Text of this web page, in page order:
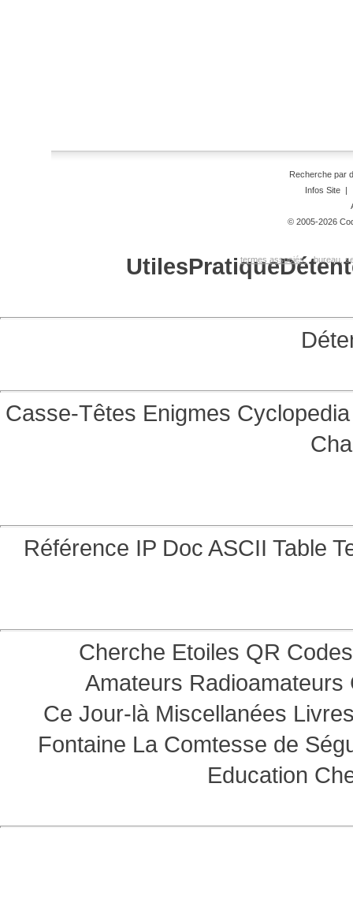
Recherche par
Infos Site|
© 2005-2026
termes associés: bureau,
UtilesPratique
Casse-Têtes Enigmes
Référence IP Doc ASCII Table
Cherche Etoiles QR Codes
Amateurs Radioamateurs
Ce Jour-là Miscellanées
Fontaine La Comtesse de
Education